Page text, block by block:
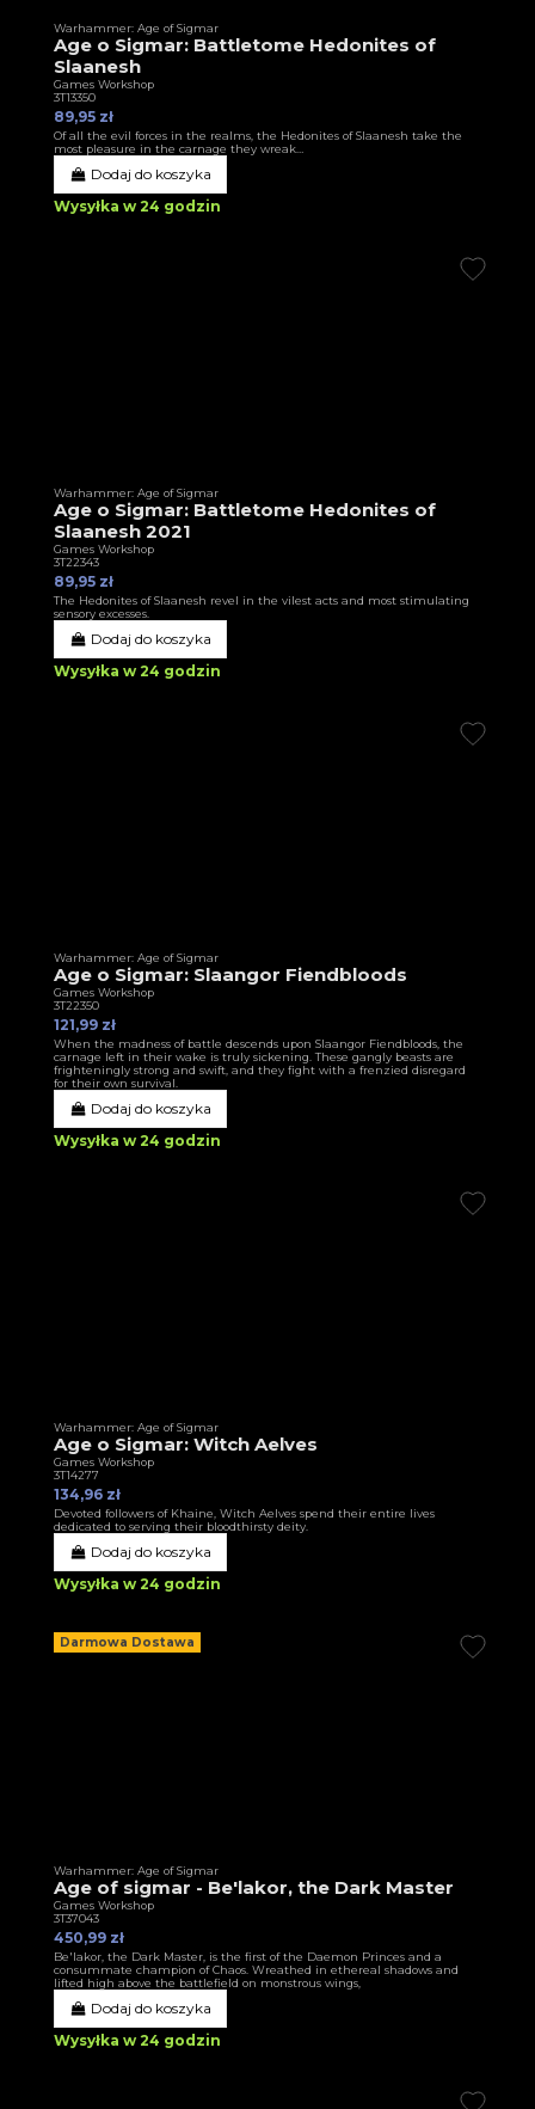
Warhammer: Age of Sigmar
Age o Sigmar: Battletome Hedonites of
Slaanesh
Games Workshop
3T13350
89,95 zł
Of all the evil forces in the realms, the Hedonites of Slaanesh take the
most pleasure in the carnage they wreak…
Dodaj do koszyka
Wysyłka w 24 godzin
Warhammer: Age of Sigmar
Age o Sigmar: Battletome Hedonites of
Slaanesh 2021
Games Workshop
3T22343
89,95 zł
The Hedonites of Slaanesh revel in the vilest acts and most stimulating
sensory excesses.
Dodaj do koszyka
Wysyłka w 24 godzin
Warhammer: Age of Sigmar
Age o Sigmar: Slaangor Fiendbloods
Games Workshop
3T22350
121,99 zł
When the madness of battle descends upon Slaangor Fiendbloods, the
carnage left in their wake is truly sickening. These gangly beasts are
frighteningly strong and swift, and they fight with a frenzied disregard
for their own survival.
Dodaj do koszyka
Wysyłka w 24 godzin
Warhammer: Age of Sigmar
Age o Sigmar: Witch Aelves
Games Workshop
3T14277
134,96 zł
Devoted followers of Khaine, Witch Aelves spend their entire lives
dedicated to serving their bloodthirsty deity.
Dodaj do koszyka
Wysyłka w 24 godzin
Darmowa Dostawa
Warhammer: Age of Sigmar
Age of sigmar - Be'lakor, the Dark Master
Games Workshop
3T37043
450,99 zł
Be'lakor, the Dark Master, is the first of the Daemon Princes and a
consummate champion of Chaos. Wreathed in ethereal shadows and
lifted high above the battlefield on monstrous wings,
Dodaj do koszyka
Wysyłka w 24 godzin